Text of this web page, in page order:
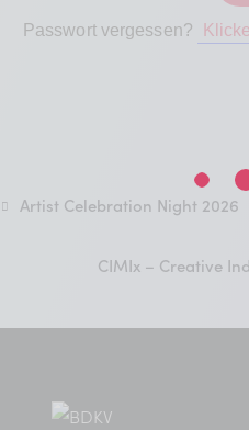
Passwort vergessen?
Artist Celebration Night 2026
CIMIx – Creative